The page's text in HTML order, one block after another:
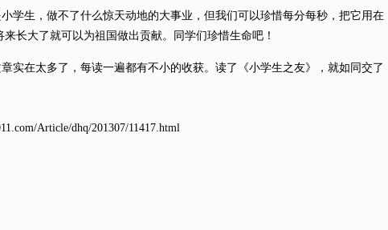
生，做不了什么惊天动地的大事业，但我们可以珍惜每分每秒，把它用在
长大了就可以为祖国做出贡献。同学们珍惜生命吧！
在太多了，每读一遍都有不小的收获。读了《小学生之友》，就如同交了
Article/dhq/201307/11417.html